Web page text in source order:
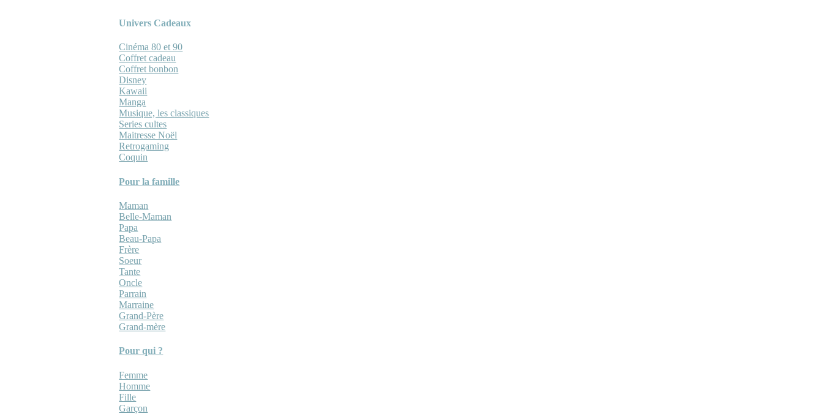
Univers Cadeaux
Cinéma 80 et 90
Coffret cadeau
Coffret bonbon
Disney
Kawaii
Manga
Musique, les classiques
Series cultes
Maitresse Noël
Retrogaming
Coquin
Pour la famille
Maman
Belle-Maman
Papa
Beau-Papa
Frère
Soeur
Tante
Oncle
Parrain
Marraine
Grand-Père
Grand-mère
Pour qui ?
Femme
Homme
Fille
Garçon